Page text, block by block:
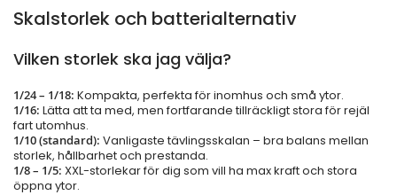
Skalstorlek och batterialternativ
Vilken storlek ska jag välja?
1/24 – 1/18: Kompakta, perfekta för inomhus och små ytor.
1/16: Lätta att ta med, men fortfarande tillräckligt stora för rejäl
fart utomhus.
1/10 (standard): Vanligaste tävlingsskalan – bra balans mellan
storlek, hållbarhet och prestanda.
1/8 – 1/5: XXL-storlekar för dig som vill ha max kraft och stora
öppna ytor.